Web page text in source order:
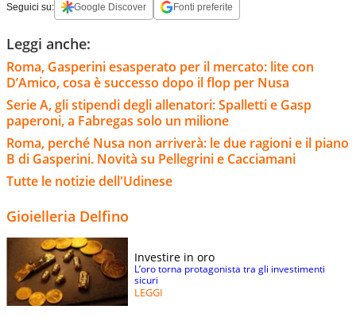
Seguici su: Google Discover Fonti preferite
Leggi anche:
Roma, Gasperini esasperato per il mercato: lite con
D’Amico, cosa è successo dopo il flop per Nusa
Serie A, gli stipendi degli allenatori: Spalletti e Gasp
paperoni, a Fabregas solo un milione
Roma, perché Nusa non arriverà: le due ragioni e il piano
B di Gasperini. Novità su Pellegrini e Cacciamani
Tutte le notizie dell'Udinese
Gioielleria Delfino
Investire in oro
L’oro torna protagonista tra gli investimenti
sicuri
LEGGI